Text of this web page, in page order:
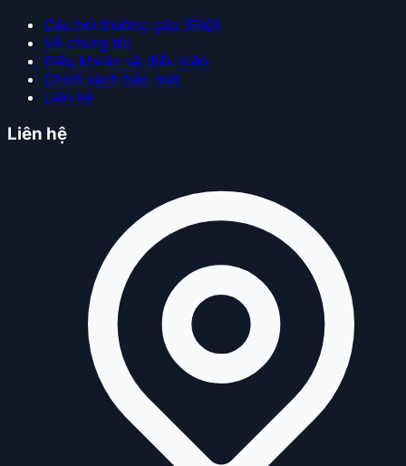
Câu hỏi thường gặp (FAQ)
Về chúng tôi
Điều khoản và điều kiện
Chính sách bảo mật
Liên hệ
Liên hệ